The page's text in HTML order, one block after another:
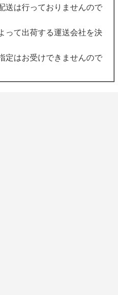
送は行っておりませんので
って出荷する運送会社を決
定はお受けできませんので